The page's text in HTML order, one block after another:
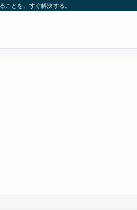
ことを、すぐ解決する。